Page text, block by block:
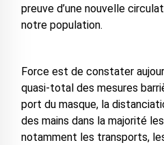
preuve d’une nouvelle
notre population.
Force est de constater
quasi-total des mesures
port du masque, la
des mains dans la majorité
notamment les transports,